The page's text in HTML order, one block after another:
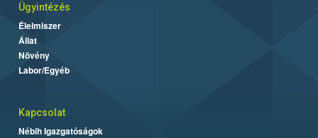
Ügyintézés
Élelmiszer
Állat
Növény
Labor/Egyéb
Kapcsolat
Nébih Igazgatóságok